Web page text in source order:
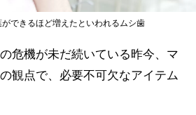
ができるほど増えたといわれるムシ歯
危機が未だ続いている昨今、マ
観点で、必要不可欠なアイテム